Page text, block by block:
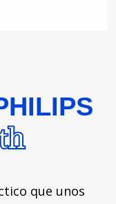
que unos